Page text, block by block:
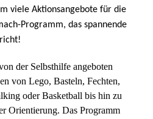
viele Aktionsangebote für die
Programm, das spannende
der Selbsthilfe angeboten
von Lego, Basteln, Fechten,
oder Basketball bis hin zu
Orientierung. Das Programm